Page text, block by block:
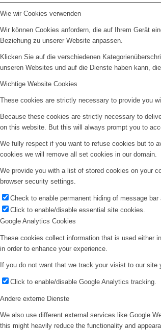
Wie wir Cookies verwenden
Wir können Cookies anfordern, die auf Ihrem Gerät
Beziehung zu unserer Website anpassen.
Klicken Sie auf die verschiedenen
unseren Websites und auf die Dienste haben kann,
Wichtige Website Cookies
These cookies are strictly necessary to provide you
Because these cookies are strictly necessary to
on this website. But this will always prompt you to
We fully respect if you want to refuse cookies but to
cookies we will remove all set cookies in our domain.
We provide you with a list of stored cookies on your
browser security settings.
Check to enable permanent hiding of message
Click to enable/disable essential site cookies.
Google Analytics Cookies
These cookies collect information that is used either
in order to enhance your experience.
If you do not want that we track your visist to our site
Click to enable/disable Google Analytics tracking.
Andere externe Dienste
We also use different external services like Google
this might heavily reduce the functionality and